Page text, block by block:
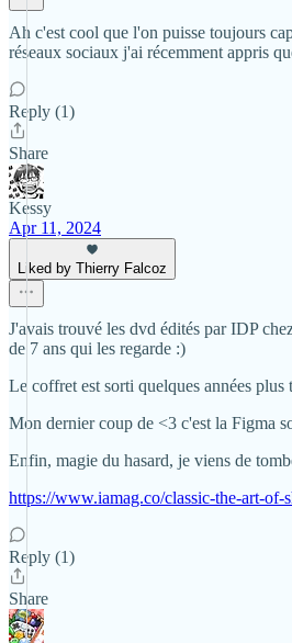
Ah c'est cool que l'on puisse toujours
réseaux sociaux j'ai récemment appris
Reply (1)
Share
Kessy
Apr 11, 2024
Liked by Thierry Falcoz
J'avais trouvé les dvd édités par IDP
de 7 ans qui les regarde :)
Le coffret est sorti quelques années
Mon dernier coup de <3 c'est la Figma
Enfin, magie du hasard, je viens de
https://www.iamag.co/classic-the-art-
Reply (1)
Share